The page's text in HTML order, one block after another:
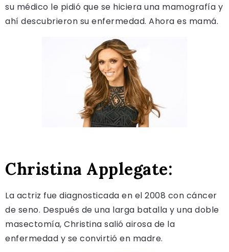
su médico le pidió que se hiciera una mamografía y
ahí descubrieron su enfermedad. Ahora es mamá.
Christina Applegate:
La actriz fue diagnosticada en el 2008 con cáncer
de seno. Después de una larga batalla y una doble
masectomía, Christina salió airosa de la
enfermedad y se convirtió en madre.